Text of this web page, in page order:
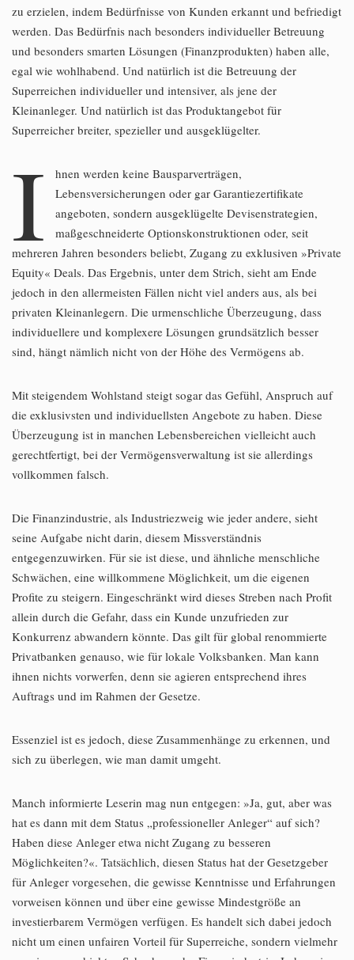
zu erzielen, indem Bedürfnisse von Kunden erkannt und befriedigt
werden. Das Bedürfnis nach besonders individueller Betreuung
und besonders smarten Lösungen (Finanzprodukten) haben alle,
egal wie wohlhabend. Und natürlich ist die Betreuung der
Superreichen individueller und intensiver, als jene der
Kleinanleger. Und natürlich ist das Produktangebot für
Superreicher breiter, spezieller und ausgeklügelter.
I
hnen werden keine Bausparverträgen,
Lebensversicherungen oder gar Garantiezertifikate
angeboten, sondern ausgeklügelte Devisenstrategien,
maßgeschneiderte Optionskonstruktionen oder, seit
mehreren Jahren besonders beliebt, Zugang zu exklusiven »Private
Equity« Deals. Das Ergebnis, unter dem Strich, sieht am Ende
jedoch in den allermeisten Fällen nicht viel anders aus, als bei
privaten Kleinanlegern. Die urmenschliche Überzeugung, dass
individuellere und komplexere Lösungen grundsätzlich besser
sind, hängt nämlich nicht von der Höhe des Vermögens ab.
Mit steigendem Wohlstand steigt sogar das Gefühl, Anspruch auf
die exklusivsten und individuellsten Angebote zu haben. Diese
Überzeugung ist in manchen Lebensbereichen vielleicht auch
gerechtfertigt, bei der Vermögensverwaltung ist sie allerdings
vollkommen falsch.
Die Finanzindustrie, als Industriezweig wie jeder andere, sieht
seine Aufgabe nicht darin, diesem Missverständnis
entgegenzuwirken. Für sie ist diese, und ähnliche menschliche
Schwächen, eine willkommene Möglichkeit, um die eigenen
Profite zu steigern. Eingeschränkt wird dieses Streben nach Profit
allein durch die Gefahr, dass ein Kunde unzufrieden zur
Konkurrenz abwandern könnte. Das gilt für global renommierte
Privatbanken genauso, wie für lokale Volksbanken. Man kann
ihnen nichts vorwerfen, denn sie agieren entsprechend ihres
Auftrags und im Rahmen der Gesetze.
Essenziel ist es jedoch, diese Zusammenhänge zu erkennen, und
sich zu überlegen, wie man damit umgeht.
Manch informierte Leserin mag nun entgegen: »Ja, gut, aber was
hat es dann mit dem Status „professioneller Anleger“ auf sich?
Haben diese Anleger etwa nicht Zugang zu besseren
Möglichkeiten?«. Tatsächlich, diesen Status hat der Gesetzgeber
für Anleger vorgesehen, die gewisse Kenntnisse und Erfahrungen
vorweisen können und über eine gewisse Mindestgröße an
investierbarem Vermögen verfügen. Es handelt sich dabei jedoch
nicht um einen unfairen Vorteil für Superreiche, sondern vielmehr